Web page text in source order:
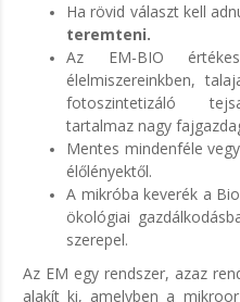
Ha rövid választ kell
teremteni.
Az EM-BIO
élelmiszereinkben,
fotoszintetizáló
tartalmaz nagy
Mentes mindenféle
élőlényektől.
A mikróba keverék a
ökológiai
szerepel.
Az EM egy rendszer, azaz
alakít ki, amelyben a